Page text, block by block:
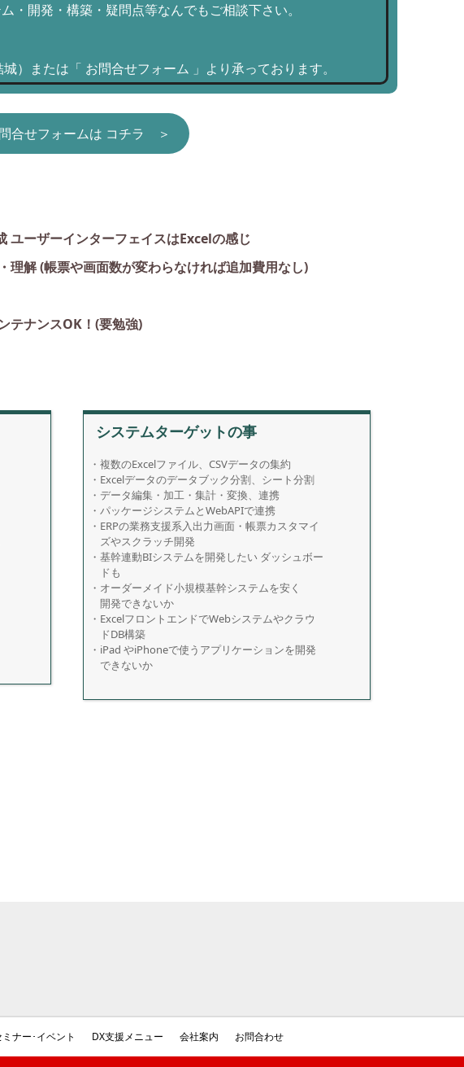
・開発・構築・疑問点等なんでもご相談下さい。
）または「 お問合せフォーム 」より承っております。
合せフォームは コチラ ＞
ーザーインターフェイスはExcelの感じ
解 (帳票や画面数が変わらなければ追加費用なし)
テナンスOK！(要勉強)
システムターゲットの事
・複数のExcelファイル、CSVデータの集約
・Excelデータのデータブック分割、シート分割
・データ編集・加工・集計・変換、連携
・パッケージシステムとWebAPIで連携
・ERPの業務支援系入出力画面・帳票カスタマイ
ズやスクラッチ開発
・基幹連動BIシステムを開発したい ダッシュボー
ドも
・オーダーメイド小規模基幹システムを安く
開発できないか
・ExcelフロントエンドでWebシステムやクラウ
ドDB構築
・iPad やiPhoneで使うアプリケーションを開発
できないか
ナー･イベント DX支援メニュー 会社案内 お問合わせ